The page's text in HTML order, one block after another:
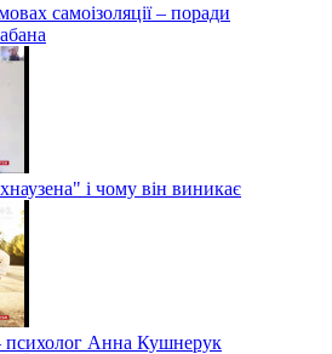
самоізоляції – поради
і чому він виникає
психолог Анна Кушнерук